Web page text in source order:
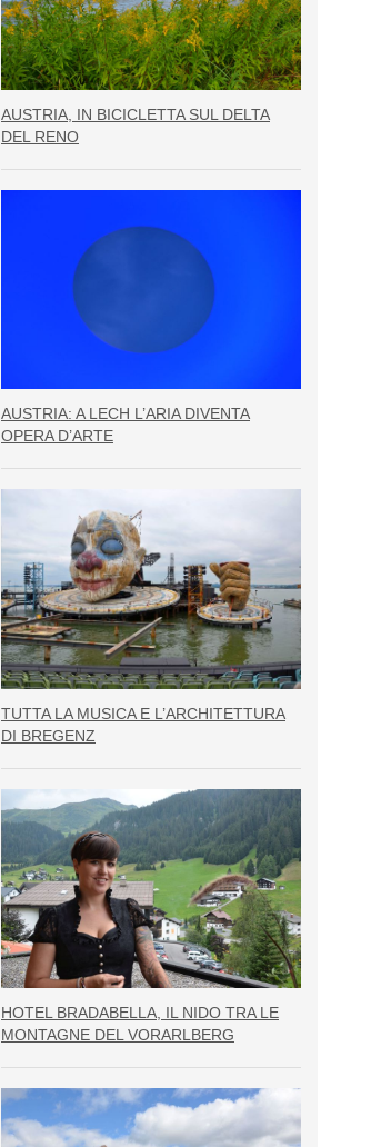
AUSTRIA, IN BICICLETTA SUL DELTA
DEL RENO
AUSTRIA: A LECH L’ARIA DIVENTA
OPERA D’ARTE
TUTTA LA MUSICA E L’ARCHITETTURA
DI BREGENZ
HOTEL BRADABELLA, IL NIDO TRA LE
MONTAGNE DEL VORARLBERG